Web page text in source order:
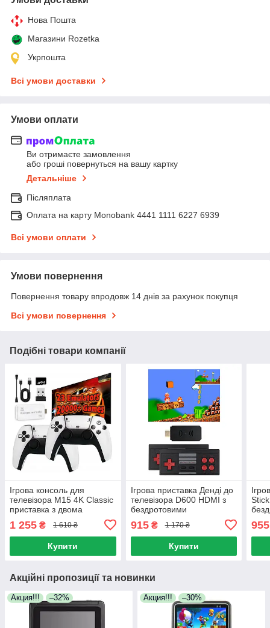
Нова Пошта
Магазини Rozetka
Укрпошта
Всі умови доставки
Умови оплати
Ви отримаєте замовлення
або гроші повернуться на вашу картку
Детальніше
Післяплата
Оплата на карту Monobank 4441 1111 6227 6939
Всі умови оплати
Умови повернення
Повернення товару впродовж 14 днів за рахунок покупця
Всі умови повернення
Подібні товари компанії
Ігрова консоль для
телевізора M15 4K Classic
приставка з двома
джойстиками 20000 ігор
1 255 ₴ 1 610 ₴
Купити
Ігрова приставка Денді до
телевізора D600 HDMI з
бездротовими
консоль
915₴ 1 170 ₴
Купити
955
Акційні пропозиції та новинки
Акция!!! –32% Акция!!! –30%